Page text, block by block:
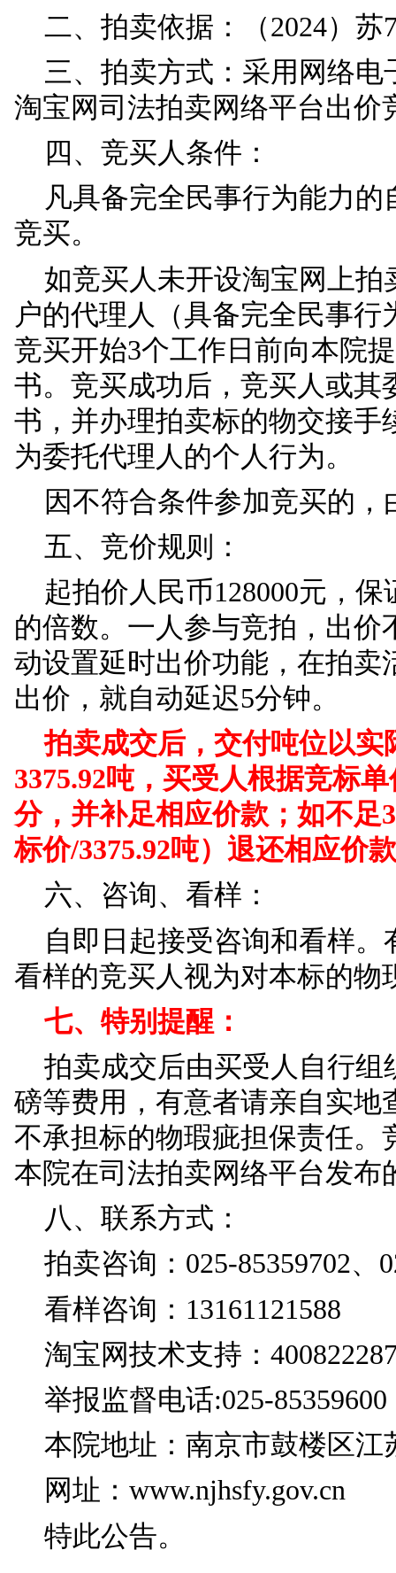
制砂进行第一次公开拍
一、拍卖标的：
苏州海莉柏国际货运
区华苏路9号鑫海码头
二、拍卖依据：（
三、拍卖方式：采用
淘宝网司法拍卖网络平
四、竞买人条件：
凡具备完全民事行为
竞买。
如竞买人未开设淘宝
户的代理人（具备完
竞买开始3个工作日前
书。竞买成功后，竞买
书，并办理拍卖标的
为委托代理人的个人行
因不符合条件参加竞
五、竞价规则：
起拍价人民币128000
的倍数。一人参与竞拍
动设置延时出价功能
出价，就自动延迟5分
拍卖成交后，交付吨
3375.92吨，买受人根
分，并补足相应价款；
标价/3375.92吨）退还
六、咨询、看样：
自即日起接受咨询和
看样的竞买人视为对
七、特别提醒：
拍卖成交后由买受人